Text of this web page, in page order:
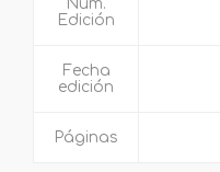
Num.
Edición
Fecha
edición
Páginas